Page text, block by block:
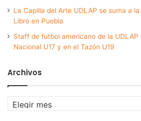
La Capilla del Arte UDLAP se suma a
Libro en Puebla
Staff de futbol americano de la UDLAP
Nacional U17 y en el Tazón U19
Archivos
Archivos